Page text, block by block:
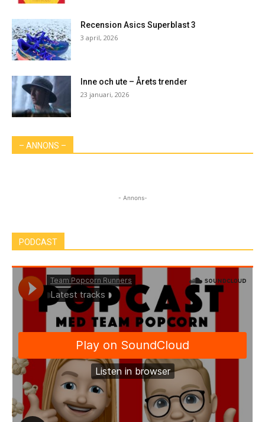
Recension Asics Superblast 3
3 april, 2026
Inne och ute – Årets trender
23 januari, 2026
– ANNONS –
- Annons-
PODCAST